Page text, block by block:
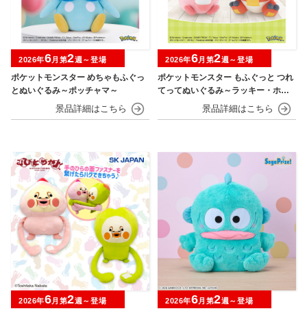
ポケットモンスター めちゃもふぐっ
とぬいぐるみ～ポッチャマ～
2026年6月第2週～登場
ポケットモンスター もふぐっと つれ
てってぬいぐるみ～ラッキー・ホゲ
2026年6月第2週～登場
2026年6月第2週～登場 2026年6月第2週～登場